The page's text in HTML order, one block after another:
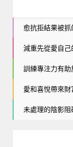
愈抗拒結果被抓
減重先從愛自
訓練專注力有
愛和喜悅帶來財
未處理的陰影阻